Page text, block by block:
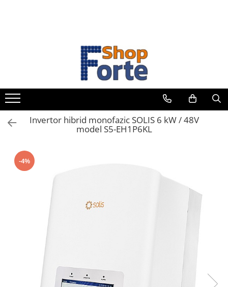
Invertor hibrid monofazic SOLIS 6 kW / 48V
model S5-EH1P6KL
-4%